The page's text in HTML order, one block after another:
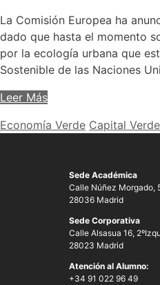
La Comisión Europea ha
dado que hasta el momento
por la ecología urbana que
Sostenible de las Naciones
Leer Más
Economía Verde Capital
Sede Académica
Calle Núñez Morgado,
28036 Madrid
Sede Corporativa
Calle Alsasua 16,
28023 Madrid
Atención al Alumno:
+34 91 022 96 49